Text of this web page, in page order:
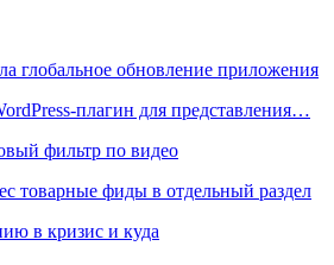
глобальное обновление приложения
плагин для представления…
фильтр по видео
товарные фиды в отдельный раздел
в кризис и куда